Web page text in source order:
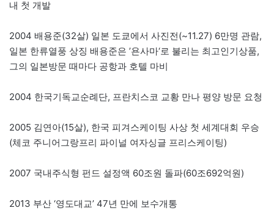
내 첫 개발
2004 배용준(32살) 일본 도쿄에서 사진전(~11.27) 6만명 관람,
일본 한류열풍 상징 배용준은 ’욘사마‘로 불리는 최고인기상품,
그의 일본방문 때마다 공항과 호텔 마비
2004 한국기독교순례단, 프란치스코 교황 만나 평양 방문 요청
2005 김연아(15살), 한국 피겨스케이팅 사상 첫 세계대회 우승
(체코 주니어그랑프리 파이널 여자싱글 프리스케이팅)
2007 국내주식형 펀드 설정액 60조원 돌파(60조692억원)
2013 부산 ‘영도대교’ 47년 만에 보수개통